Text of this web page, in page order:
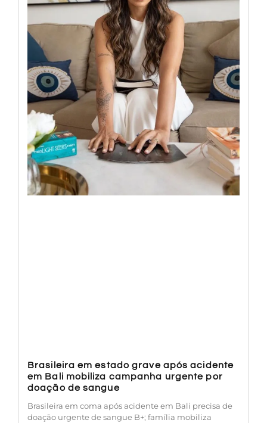
Brasileira em estado grave após acidente
em Bali mobiliza campanha urgente por
doação de sangue
Brasileira em coma após acidente em Bali precisa de
doação urgente de sangue B+; família mobiliza